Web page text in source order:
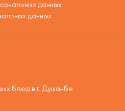
данных
данных
блюд в г. Душанбе